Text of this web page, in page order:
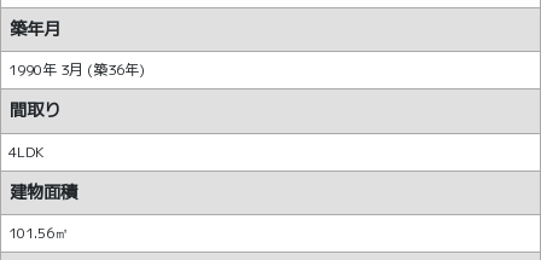
築年月
1990年 3月 (築36年)
間取り
4LDK
建物面積
101.56㎡